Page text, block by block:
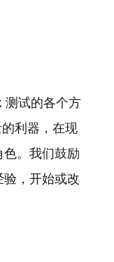
测试的各个方
利器，在现
。我们鼓励
，开始或改